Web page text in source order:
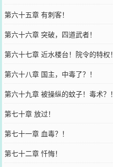
第六十五章 有刺客！
第六十六章 突破，四道武者！
第六十七章 近水楼台！院令的特权！
第六十八章 国主，中毒了？！
第六十九章 被操纵的蚊子！毒术？！
第七十章 放过！
第七十一章 血毒？！
第七十二章 忏悔！